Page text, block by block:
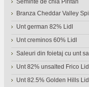
Seminte de chia Pirifan
Branza Cheddar Valley
Unt german 82% Lidl
Unt creminos 60% Lidl
Saleuri din foietaj cu unt
Unt 82% unsalted Frico
Unt 82.5% Golden Hills